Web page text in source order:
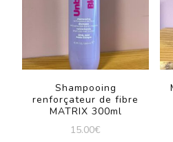
Shampooing
renforçateur de fibre
MATRIX 300ml
15.00€